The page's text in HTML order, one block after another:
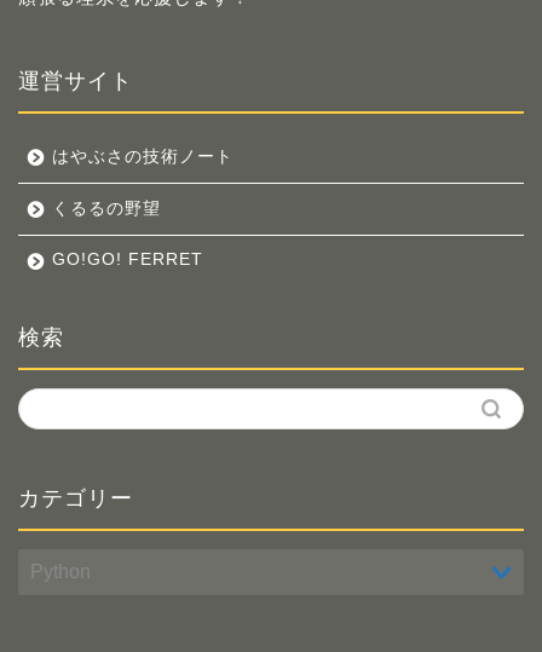
運営サイト
はやぶさの技術ノート
くるるの野望
GO!GO! FERRET
検索
カテゴリー
カ
テ